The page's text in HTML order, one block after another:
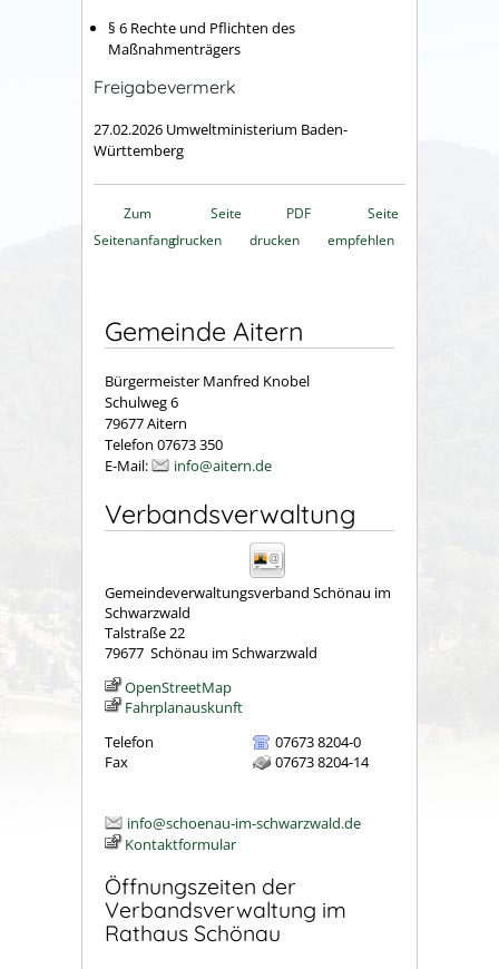
§ 6 Rechte und Pflichten des
Maßnahmenträgers
Freigabevermerk
27.02.2026 Umweltministerium Baden-
Württemberg
Zum
Seitenanfang
Seite
drucken
PDF
drucken
Seite
empfehlen
Gemeinde Aitern
Bürgermeister Manfred Knobel
Schulweg 6
79677 Aitern
Telefon 07673 350
E-Mail:
info@aitern.de
Verbandsverwaltung
Gemeindeverwaltungsverband Schönau im
Schwarzwald
Talstraße 22
79677 Schönau im Schwarzwald
OpenStreetMap
Fahrplanauskunft
Telefon
07673 8204-0
Fax
07673 8204-14
info@schoenau-im-schwarzwald.de
Kontaktformular
Öffnungszeiten der
Verbandsverwaltung im
Rathaus Schönau